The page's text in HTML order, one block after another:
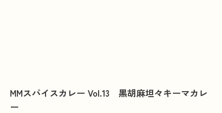
MMスパイスカレー Vol.13 黒胡麻坦々キーマカレ
ー